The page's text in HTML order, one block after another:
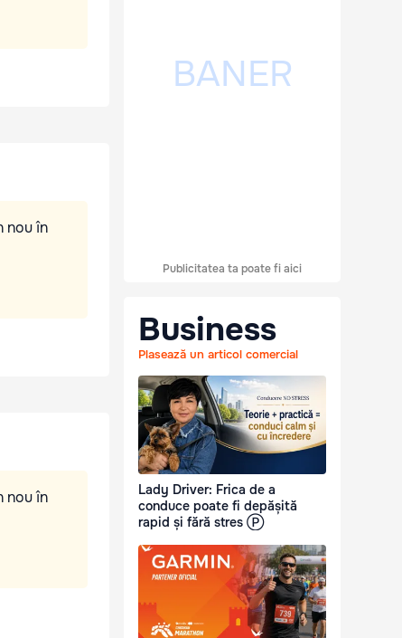
nou în
nou în
Publicitatea ta poate fi aici
Business
Plasează un articol comercial
Lady Driver: Frica de a
conduce poate fi depășită
rapid și fără stres Ⓟ